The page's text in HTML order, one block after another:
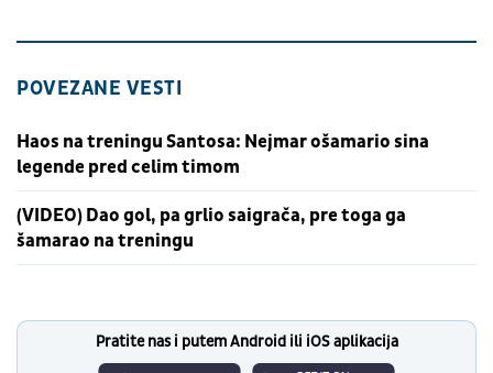
POVEZANE VESTI
Haos na treningu Santosa: Nejmar ošamario sina
legende pred celim timom
(VIDEO) Dao gol, pa grlio saigrača, pre toga ga
šamarao na treningu
Pratite nas i putem Android ili iOS aplikacija